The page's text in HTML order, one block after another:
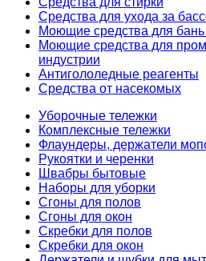
Средства для ухода за
Моющие средства для бань
Моющие средства для
индустрии
Антигололедные реагенты
Средства от насекомых
Уборочные тележки
Комплексные тележки
Флаундеры, держатели
Рукоятки и черенки
Швабры бытовые
Наборы для уборки
Сгоны для полов
Сгоны для окон
Скребки для полов
Скребки для окон